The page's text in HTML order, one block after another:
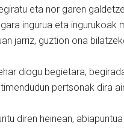
eta nor garen
ingurua eta ingurukoak
jarriz, guztion ona
diogu begietara,
pertsonak dira
diren heinean,